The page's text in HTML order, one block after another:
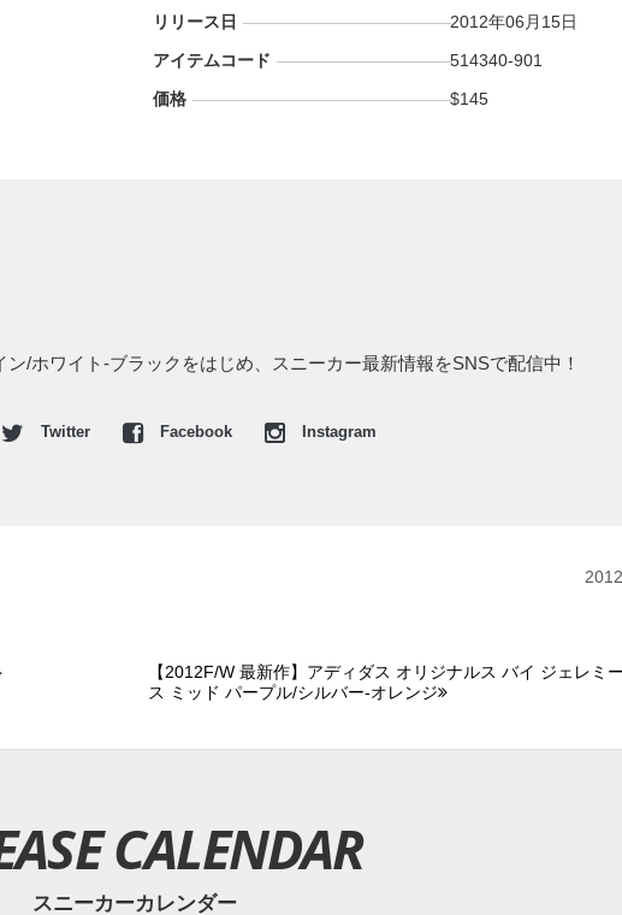
リリース日
2012年06月15日
アイテムコード
514340-901
価格
$145
/ホワイト-ブラックをはじめ、スニーカー最新情報をSNSで配信中！
Twitter Facebook Instagram
【2012F/W 最新作】アディダス オリジナルス バイ ジェレミ
ス ミッド パープル/シルバー-オレンジ
CALENDAR
スニーカーカレンダー